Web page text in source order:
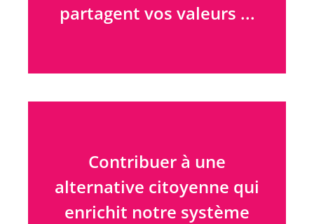
partagent vos valeurs ...
valeurs que signe chacun
de nos prestataires
Zinne.
Contribuer à une
alternative citoyenne qui
enrichit notre système